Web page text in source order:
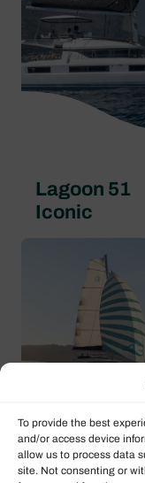
To provide the best
and/or access device
allow us to process data
site. Not consenting or
Lagoon 51
Iconic
Lagoon 43